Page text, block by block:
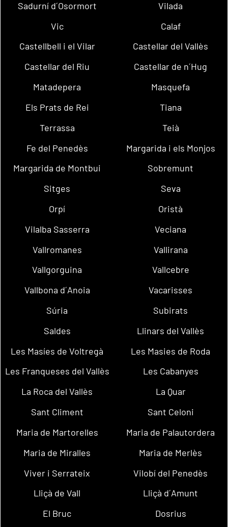
Sadurní d´Osormort
Vilada
Vic
Calaf
Castellbell i el Vilar
Castellar del Vallès
Castellar del Riu
Castellar de n´Hug
Matadepera
Masquefa
Els Prats de Rei
Tiana
Terrassa
Teià
Fe del Penedès
Margarida i els Monjos
Margarida de Montbui
Sobremunt
Sitges
Seva
Orpí
Oristà
Vilalba Sasserra
Veciana
Vallromanes
Vallirana
Vallgorguina
Vallcebre
Vallbona d´Anoia
Vacarisses
Súria
Subirats
Saldes
Llinars del Vallès
Les Masíes de Voltregà
Les Masies de Roda
Les Franqueses del Vallès
Les Cabanyes
La Roca del Vallès
La Quar
Sant Climent
Sant Celoni
Maria de Martorelles
Maria de Palautordera
Maria de Miralles
Maria de Merlès
Viver i Serrateix
Vilobí del Penedès
Lliçà de Vall
Lliçà d´Amunt
El Bruc
Dosrius